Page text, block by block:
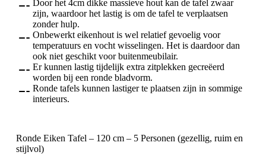
Door het 4cm dikke massieve hout kan de tafel zwaar
zijn, waardoor het lastig is om de tafel te verplaatsen
zonder hulp.
Onbewerkt eikenhout is wel relatief gevoelig voor
temperatuurs en vocht wisselingen. Het is daardoor dan
ook niet geschikt voor buitenmeubilair.
Er kunnen lastig tijdelijk extra zitplekken gecreëerd
worden bij een ronde bladvorm.
Ronde tafels kunnen lastiger te plaatsen zijn in sommige
interieurs.
Ronde Eiken Tafel – 120 cm – 5 Personen (gezellig, ruim en
stijlvol)